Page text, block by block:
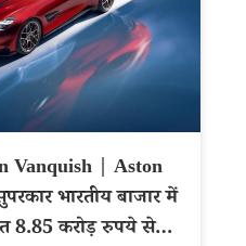
| Aston
भारतीय बाजार में
8.85 करोड़ रुपये से